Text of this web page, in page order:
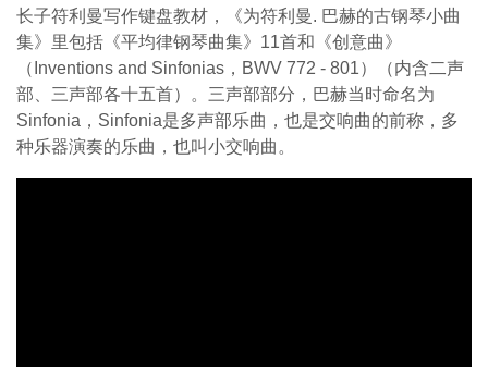
长子符利曼写作键盘教材，《为符利曼. 巴赫的古钢琴小曲
集》里包括《平均律钢琴曲集》11首和《创意曲》
（Inventions and Sinfonias，BWV 772 - 801）（内含二声
部、三声部各十五首）。三声部部分，巴赫当时命名为
Sinfonia，Sinfonia是多声部乐曲，也是交响曲的前称，多
种乐器演奏的乐曲，也叫小交响曲。